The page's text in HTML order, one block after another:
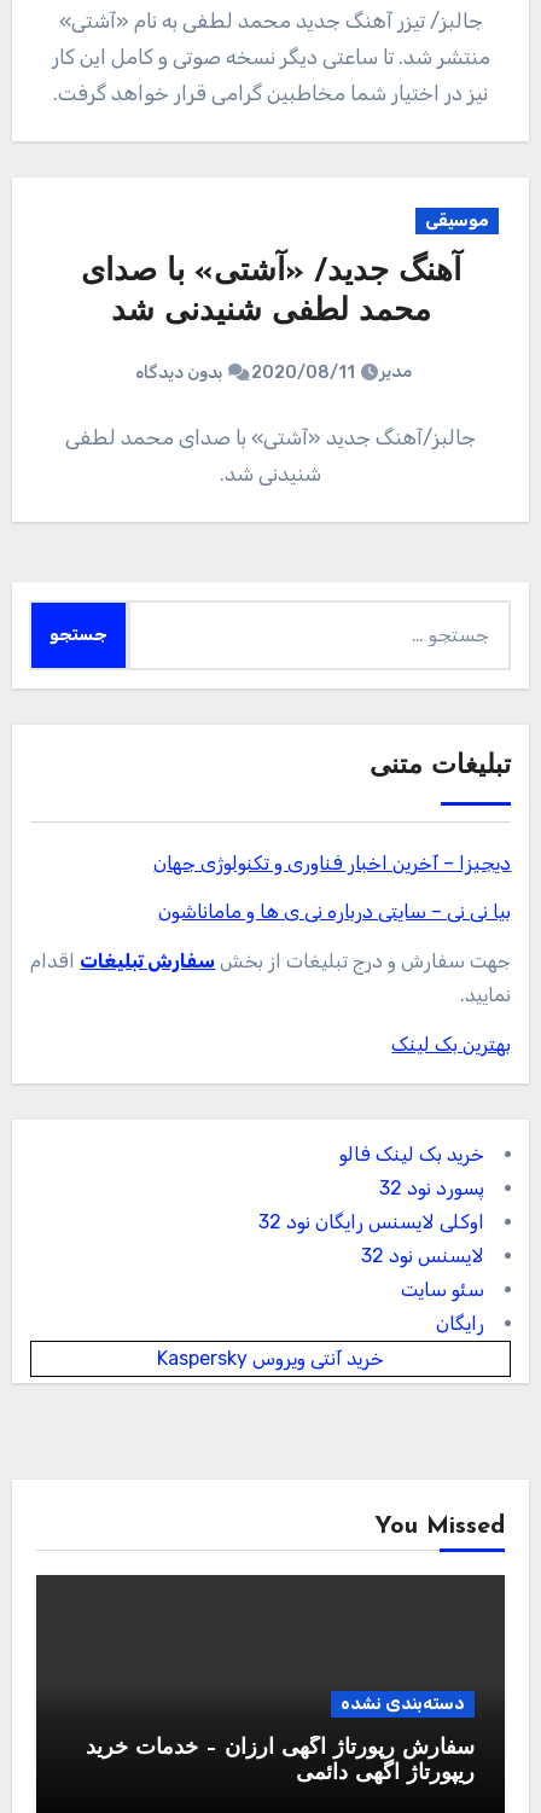
جالبز/ تیزر آهنگ جدید محمد لطفی به نام «آشتی»
منتشر شد. تا ساعتی دیگر نسخه صوتی و کامل این کار
نیز در اختیار شما مخاطبین گرامی قرار خواهد گرفت.
موسیقی
آهنگ جدید/ «آشتی» با صدای
محمد لطفی شنیدنی شد
مدیر 2020/08/11 بدون دیدگاه
جالبز/آهنگ جدید «آشتی» با صدای محمد لطفی
شنیدنی شد.
برای:
تبلیغات متنی
دیجیزا – آخرین اخبار فناوری و تکنولوژی جهان
بیا نی نی – سایتی درباره نی ی ها و ماماناشون
جهت سفارش و درج تبلیغات از بخش سفارش تبلیغات اقدام
نمایید.
بهترین بک لینک
خرید بک لینک فالو
پسورد نود 32
اوکلی لایسنس رایگان نود 32
لایسنس نود 32
سئو سایت
رایگان
خرید آنتی ویروس Kaspersky
You Missed
دسته‌بندی نشده
سفارش رپورتاژ آگهی ارزان – خدمات خرید
ریپورتاژ اگهی دائمی